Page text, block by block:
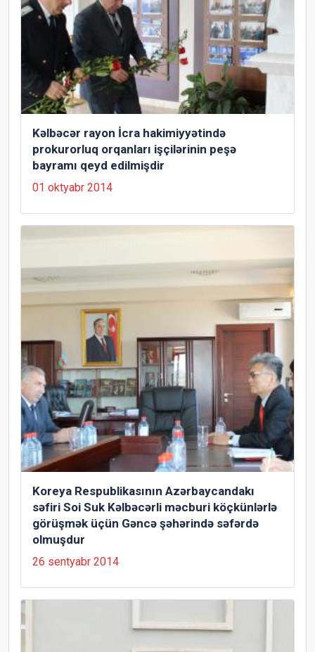
Kəlbəcər rayon İcra hakimiyyətində
prokurorluq orqanları işçilərinin peşə
bayramı qeyd edilmişdir
01 oktyabr 2014
Koreya Respublikasının Azərbaycandakı
səfiri Soi Suk Kəlbəcərli məcburi köçkünlərlə
görüşmək üçün Gəncə şəhərində səfərdə
olmuşdur
26 sentyabr 2014